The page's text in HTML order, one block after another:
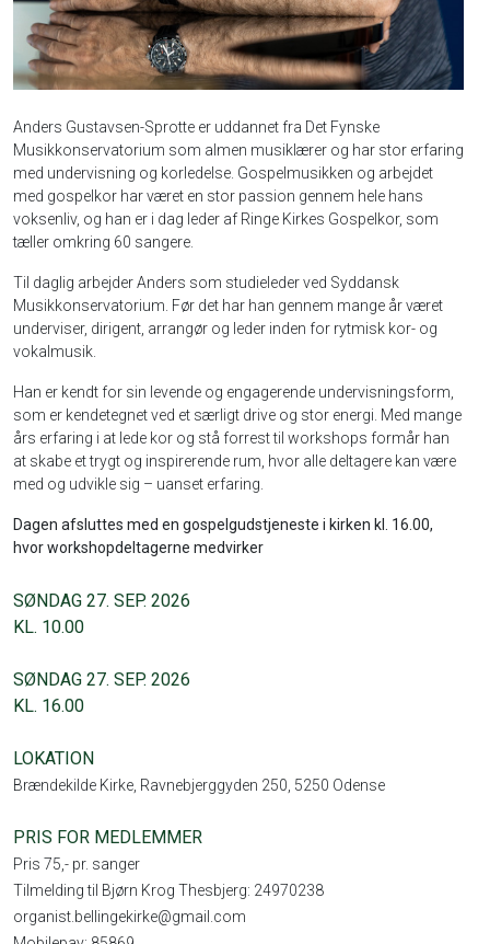
Anders Gustavsen-Sprotte er uddannet fra Det Fynske
Musikkonservatorium som almen musiklærer og har stor erfaring
med undervisning og korledelse. Gospelmusikken og arbejdet
med gospelkor har været en stor passion gennem hele hans
voksenliv, og han er i dag leder af Ringe Kirkes Gospelkor, som
tæller omkring 60 sangere.
Til daglig arbejder Anders som studieleder ved Syddansk
Musikkonservatorium. Før det har han gennem mange år været
underviser, dirigent, arrangør og leder inden for rytmisk kor- og
vokalmusik.
Han er kendt for sin levende og engagerende undervisningsform,
som er kendetegnet ved et særligt drive og stor energi. Med mange
års erfaring i at lede kor og stå forrest til workshops formår han
at skabe et trygt og inspirerende rum, hvor alle deltagere kan være
med og udvikle sig – uanset erfaring.
Dagen afsluttes med en gospelgudstjeneste i kirken kl. 16.00,
hvor workshopdeltagerne medvirker
SØNDAG 27. SEP. 2026
KL. 10.00
SØNDAG 27. SEP. 2026
KL. 16.00
LOKATION
Brændekilde Kirke, Ravnebjerggyden 250, 5250 Odense
PRIS FOR MEDLEMMER
Pris 75,- pr. sanger
Tilmelding til Bjørn Krog Thesbjerg: 24970238
organist.bellingekirke@gmail.com